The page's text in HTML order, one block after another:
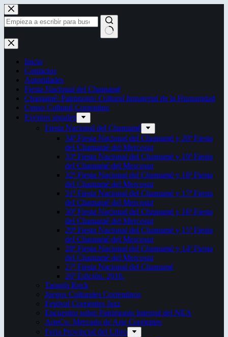
Saltar
al
contenido
Sin
resultados
Inicio
Contactos
Autoridades
Fiesta Nacional del Chamamé
Chamamé: Patrimonio Cultural Inmaterial de la Humanidad
Censo Cultural Correntino
Eventos anuales
Fiesta Nacional del Chamamé
34ª Fiesta Nacional del Chamamé y 20ª Fiesta
del Chamamé del Mercosur
33ª Fiesta Nacional del Chamamé y 19ª Fiesta
del Chamamé del Mercosur
32ª Fiesta Nacional del Chamamé y 18ª Fiesta
del Chamamé del Mercosur
31ª Fiesta Nacional del Chamamé y 17ª Fiesta
del Chamamé del Mercosur
30ª Fiesta Nacional del Chamamé y 16ª Fiesta
del Chamamé del Mercosur
29ª Fiesta Nacional del Chamamé y 15ª Fiesta
del Chamamé del Mercosur
28ª Fiesta Nacional del Chamamé y 14ª Fiesta
del Chamamé del Mercosur
27ª Fiesta Nacional del Chamamé
26ª Edición. 2016.
Taragüi Rock
Juegos Culturales Correntinos
Festival Corrientes Jazz
Encuentro sobre Patrimonio Integral del NEA
ArteCo. Mercado de Arte Corrientes
Feria Provincial del Libro